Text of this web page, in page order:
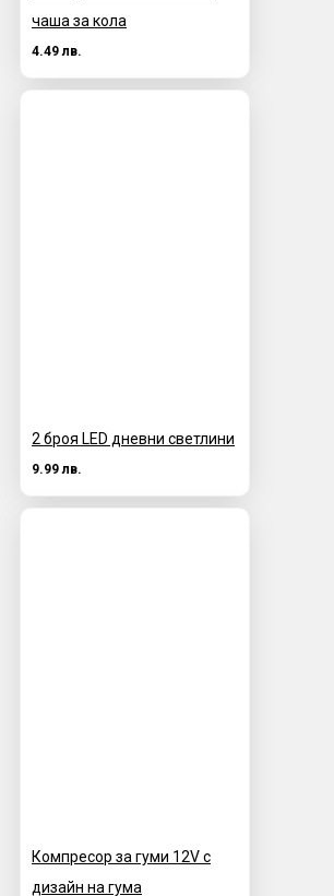
чаша за кола
4.49 лв.
2 броя LED дневни светлини
9.99 лв.
Компресор за гуми 12V с
дизайн на гума